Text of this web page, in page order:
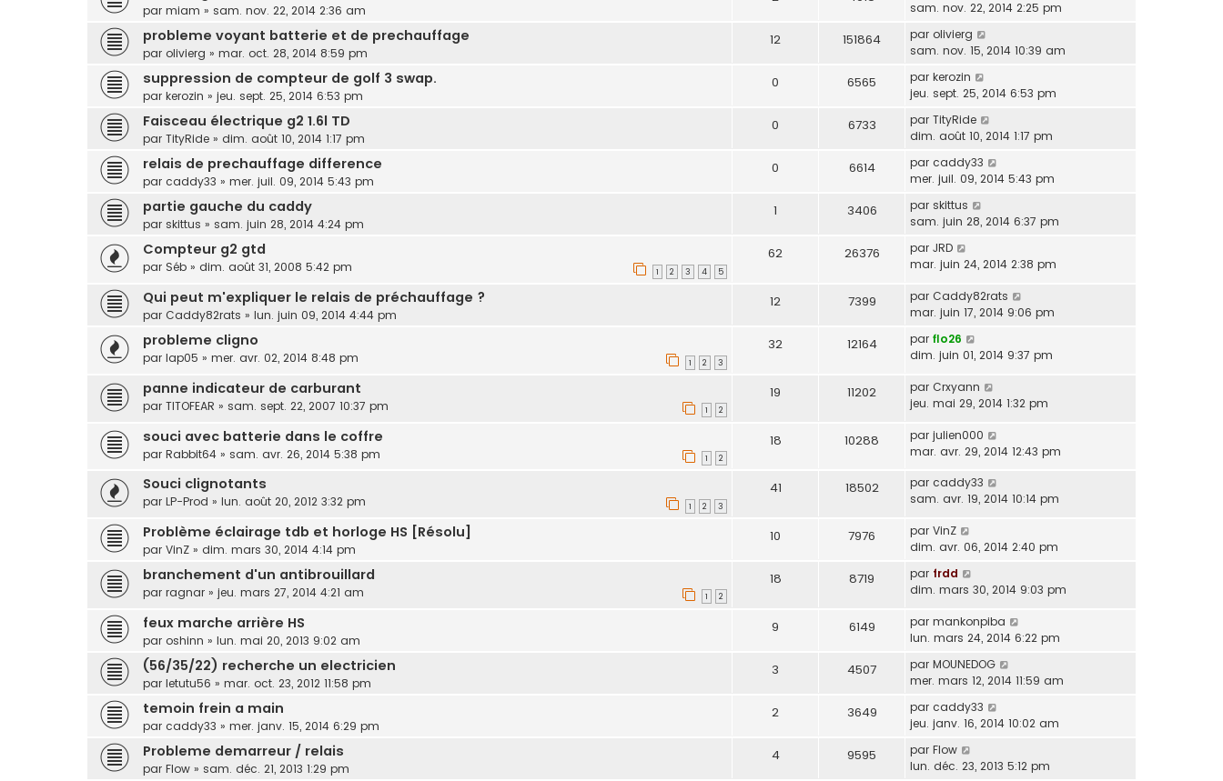
par miam » sam. nov. 22, 2014 2:36 am
sam. nov. 22, 2014 2:25 pm
probleme voyant batterie et de prechauffage
par olivierg » mar. oct. 28, 2014 8:59 pm
12 151864 par olivierg
sam. nov. 15, 2014 10:39 am
suppression de compteur de golf 3 swap.
par kerozin » jeu. sept. 25, 2014 6:53 pm
0 6565 par kerozin
jeu. sept. 25, 2014 6:53 pm
Faisceau électrique g2 1.6l TD
par TityRide » dim. août 10, 2014 1:17 pm
0 6733 par TityRide
dim. août 10, 2014 1:17 pm
relais de prechauffage difference
par caddy33 » mer. juil. 09, 2014 5:43 pm
0 6614 par caddy33
mer. juil. 09, 2014 5:43 pm
partie gauche du caddy
par skittus » sam. juin 28, 2014 4:24 pm
1 3406 par skittus
sam. juin 28, 2014 6:37 pm
Compteur g2 gtd
par Séb » dim. août 31, 2008 5:42 pm 1 2 3 4 5
62 26376 par JRD
mar. juin 24, 2014 2:38 pm
Qui peut m'expliquer le relais de préchauffage ?
par Caddy82rats » lun. juin 09, 2014 4:44 pm
12 7399 par Caddy82rats
mar. juin 17, 2014 9:06 pm
probleme cligno
par lap05 » mer. avr. 02, 2014 8:48 pm 1 2 3
32 12164 par flo26
dim. juin 01, 2014 9:37 pm
panne indicateur de carburant
par TITOFEAR » sam. sept. 22, 2007 10:37 pm 1 2
19 11202 par Crxyann
jeu. mai 29, 2014 1:32 pm
souci avec batterie dans le coffre
par Rabbit64 » sam. avr. 26, 2014 5:38 pm 1 2
18 10288 par julien000
mar. avr. 29, 2014 12:43 pm
Souci clignotants
par LP-Prod » lun. août 20, 2012 3:32 pm 1 2 3
41 18502 par caddy33
sam. avr. 19, 2014 10:14 pm
Problème éclairage tdb et horloge HS [Résolu]
par VinZ » dim. mars 30, 2014 4:14 pm
10 7976 par VinZ
dim. avr. 06, 2014 2:40 pm
branchement d'un antibrouillard
par ragnar » jeu. mars 27, 2014 4:21 am 1 2
18 8719 par frdd
dim. mars 30, 2014 9:03 pm
feux marche arrière HS
par oshinn » lun. mai 20, 2013 9:02 am
9 6149 par mankonpiba
lun. mars 24, 2014 6:22 pm
(56/35/22) recherche un electricien
par letutu56 » mar. oct. 23, 2012 11:58 pm
3 4507 par MOUNEDOG
mer. mars 12, 2014 11:59 am
temoin frein a main
par caddy33 » mer. janv. 15, 2014 6:29 pm
2 3649 par caddy33
jeu. janv. 16, 2014 10:02 am
Probleme demarreur / relais
par Flow » sam. déc. 21, 2013 1:29 pm
4 9595 par Flow
lun. déc. 23, 2013 5:12 pm